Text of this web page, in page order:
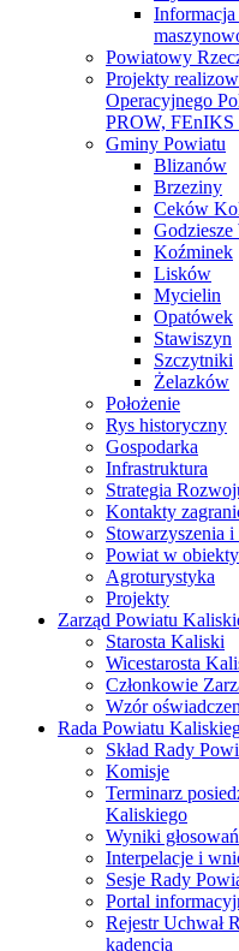
Powiatowy
Projekty
Operacyjnego
PROW, FEnIKS
Gminy Powiatu
Blizanów
Brzeziny
Ceków
Koźminek
Lisków
Mycielin
Opatówek
Stawiszyn
Szczytniki
Żelazków
Położenie
Rys historyczny
Gospodarka
Infrastruktura
Strategia
Kontakty
Stowarzyszenia
Powiat w
Agroturystyka
Projekty
Zarząd Powiatu
Starosta Kaliski
Wicestarosta
Członkowie
Wzór
Rada Powiatu
Skład Rady
Komisje
Terminarz
Kaliskiego
Wyniki
Interpelacje i
Sesje Rady
Portal
Rejestr Uchwał
kadencja